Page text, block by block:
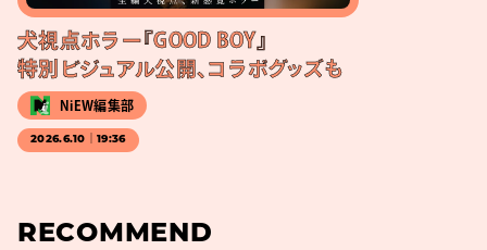
犬視点ホラー『GOOD BOY』
特別ビジュアル公開、コラボグッズも
NiEW編集部
2026.6.10｜19:36
RECOMMEND